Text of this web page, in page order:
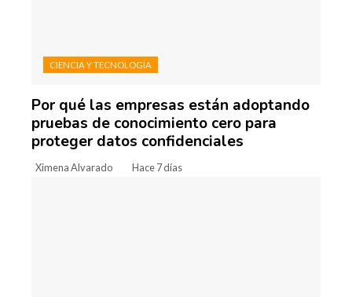
CIENCIA Y TECNOLOGÍA
Por qué las empresas están adoptando
pruebas de conocimiento cero para
proteger datos confidenciales
Ximena Alvarado Hace 7 días